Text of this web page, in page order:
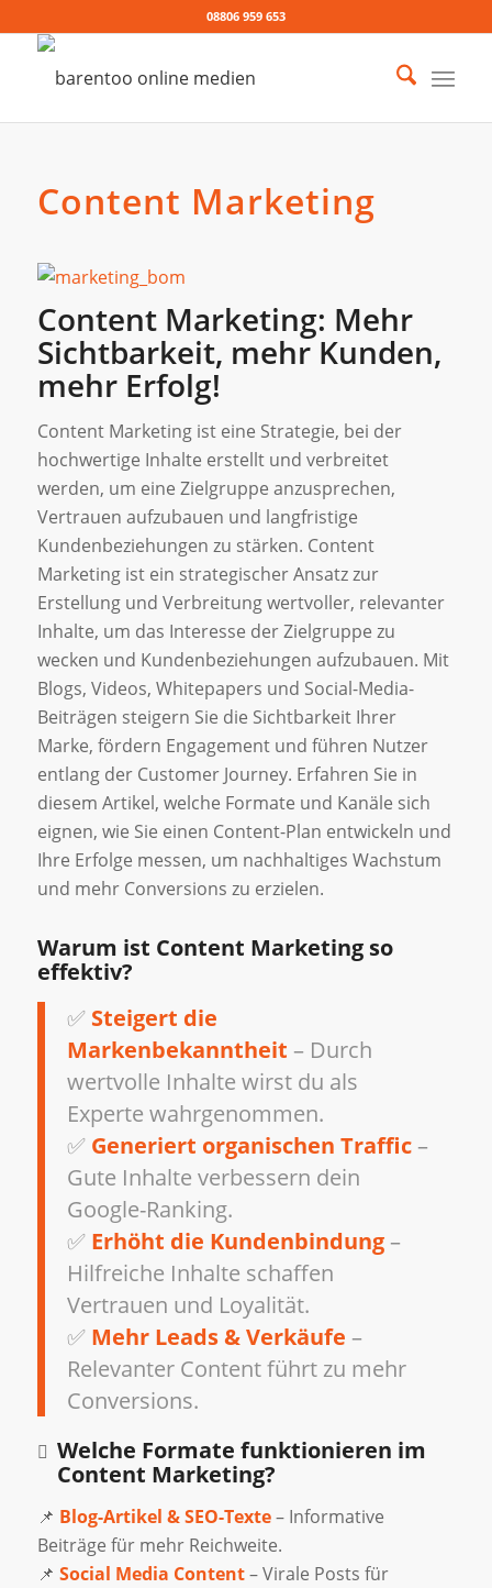
08806 959 653
Content Marketing
Content Marketing: Mehr
Sichtbarkeit, mehr Kunden,
mehr Erfolg!
Content Marketing ist eine Strategie, bei der
hochwertige Inhalte erstellt und verbreitet
werden, um eine Zielgruppe anzusprechen,
Vertrauen aufzubauen und langfristige
Kundenbeziehungen zu stärken. Content
Marketing ist ein strategischer Ansatz zur
Erstellung und Verbreitung wertvoller, relevanter
Inhalte, um das Interesse der Zielgruppe zu
wecken und Kundenbeziehungen aufzubauen. Mit
Blogs, Videos, Whitepapers und Social-Media-
Beiträgen steigern Sie die Sichtbarkeit Ihrer
Marke, fördern Engagement und führen Nutzer
entlang der Customer Journey. Erfahren Sie in
diesem Artikel, welche Formate und Kanäle sich
eignen, wie Sie einen Content-Plan entwickeln und
Ihre Erfolge messen, um nachhaltiges Wachstum
und mehr Conversions zu erzielen.
Warum ist Content Marketing so
effektiv?
✅ Steigert die
Markenbekanntheit – Durch
wertvolle Inhalte wirst du als
Experte wahrgenommen.
✅ Generiert organischen Traffic–
Gute Inhalte verbessern dein
Google-Ranking.
✅ Erhöht die Kundenbindung–
Hilfreiche Inhalte schaffen
Vertrauen und Loyalität.
✅ Mehr Leads & Verkäufe –
Relevanter Content führt zu mehr
Conversions.
Welche Formate funktionieren im
Content Marketing?
📌 Blog-Artikel & SEO-Texte– Informative
Beiträge für mehr Reichweite.
📌 Social Media Content– Virale Posts für